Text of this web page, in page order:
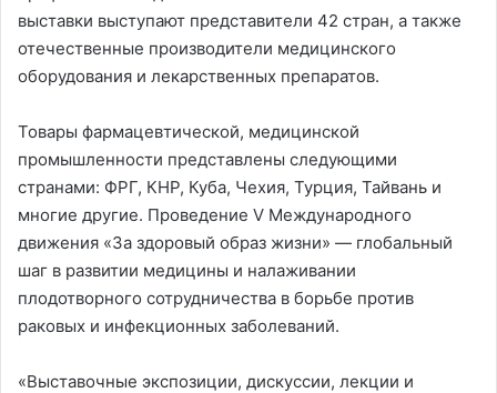
выставки выступают представители 42 стран, а также
отечественные производители медицинского
оборудования и лекарственных препаратов.
Товары фармацевтической, медицинской
промышленности представлены следующими
странами: ФРГ, КНР, Куба, Чехия, Турция, Тайвань и
многие другие. Проведение V Международного
движения «За здоровый образ жизни» — глобальный
шаг в развитии медицины и налаживании
плодотворного сотрудничества в борьбе против
раковых и инфекционных заболеваний.
«Выставочные экспозиции, дискуссии, лекции и